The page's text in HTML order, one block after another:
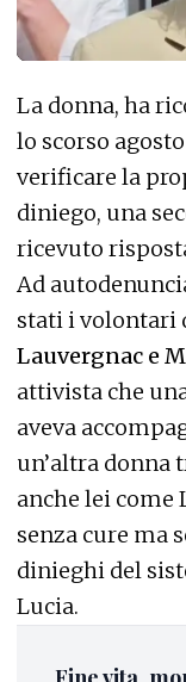
La donna, ha
lo scorso
verificare la
diniego, una
ricevuto
Ad
stati i volontari
Lauvergnac e
attivista che
aveva
un’altra donna
anche lei come
senza cure ma
dinieghi del
Lucia.